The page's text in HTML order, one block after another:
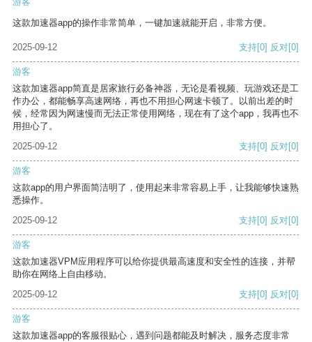
这款加速器app的操作非常简单，一键加速就能开启，非常方便。
2025-09-12 支持[0] 反对[0]
游客
这款加速器app简直是居家旅行必备神器，无论是看视频、玩游戏还是工
作办公，都能畅享高速网络，再也不用担心网速卡顿了。以前出差的时
候，经常因为网速慢而无法正常使用网络，现在有了这个app，我再也不
用担心了。
2025-09-12
支持[0] 反对[0]
游客
这款app的用户界面简洁明了，使用起来非常容易上手，让我能够快速熟
悉操作。
2025-09-12
支持[0] 反对[0]
游客
这款加速器VPM应用程序可以给你提供最高速度和安全性的连接，并帮
助你在网络上自由移动。
2025-09-12
支持[0] 反对[0]
游客
这款加速器app的客服很贴心，遇到问题都能及时解决，服务态度非常